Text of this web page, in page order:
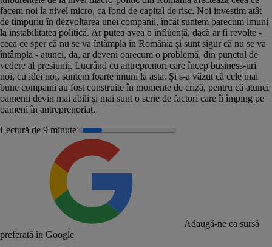
facem noi la nivel micro, ca fond de capital de risc. Noi investim atât
de timpuriu în dezvoltarea unei companii, încât suntem oarecum imuni
la instabilitatea politică. Ar putea avea o influență, dacă ar fi revolte -
ceea ce sper că nu se va întâmpla în România și sunt sigur că nu se va
întâmpla - atunci, da, ar deveni oarecum o problemă, din punctul de
vedere al presiunii. Lucrând cu antreprenori care încep business-uri
noi, cu idei noi, suntem foarte imuni la asta. Și s-a văzut că cele mai
bune companii au fost construite în momente de criză, pentru că atunci
oamenii devin mai abili și mai sunt o serie de factori care îi împing pe
oameni în antreprenoriat.
Lectură de 9 minute
Adaugă-ne ca sursă
preferată în Google